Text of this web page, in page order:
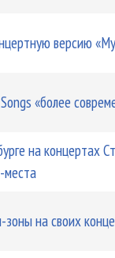
тур
версию
«более
на концертах
места
зоны на своих